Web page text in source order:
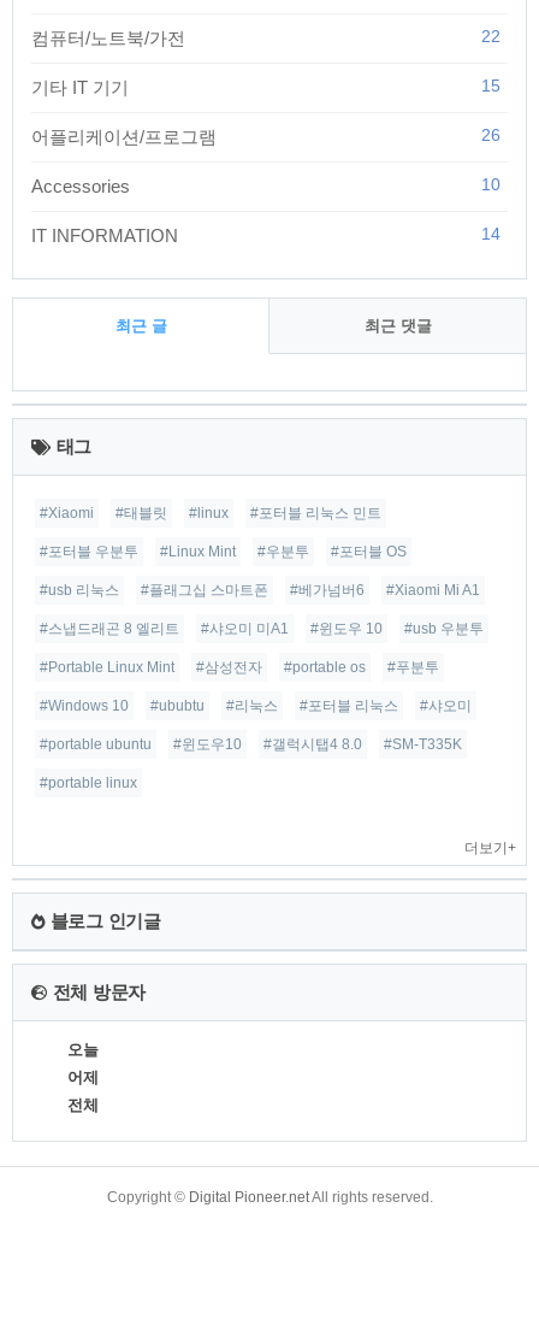
컴퓨터/노트북/가전 22
기타 IT 기기 15
어플리케이션/프로그램 26
Accessories 10
IT INFORMATION 14
최근 글 최근 댓글
최
근
글 태그
#Xiaomi #태블릿 #linux #포터블 리눅스 민트
#포터블 우분투 #Linux Mint #우분투 #포터블 OS
#usb 리눅스 #플래그십 스마트폰 #베가넘버6 #Xiaomi Mi A1
#스냅드래곤 8 엘리트 #샤오미 미A1 #윈도우 10 #usb 우분투
#Portable Linux Mint #삼성전자 #portable os #푸분투
#Windows 10 #ububtu #리눅스 #포터블 리눅스 #샤오미
#portable ubuntu #윈도우10 #갤럭시탭4 8.0 #SM-T335K
#portable linux
더보기+
블로그 인기글
전체 방문자
오늘
어제
전체
Copyright © Digital Pioneer.netAll rights reserved.
TistoryWhaleSkin3.4